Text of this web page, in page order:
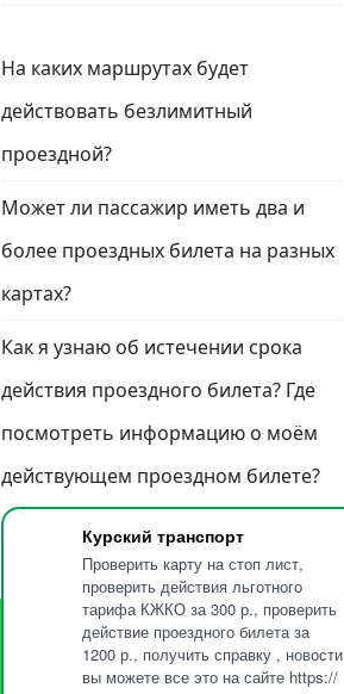
Курский транспорт
Проверить карту на стоп лист,
проверить действия льготного
тарифа КЖКО за 300 р., проверить
действие проездного билета за
1200 р., получить справку , новости
вы можете все это на сайте https://
На каких маршрутах будет
действовать безлимитный
проездной?
Может ли пассажир иметь два и
более проездных билета на разных
картах?
Как я узнаю об истечении срока
действия проездного билета? Где
посмотреть информацию о моём
действующем проездном билете?